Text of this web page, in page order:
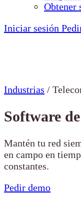
Obtener
Iniciar sesión
Industrias /
Software
Mantén tu red
en campo en
constantes.
Pedir demo